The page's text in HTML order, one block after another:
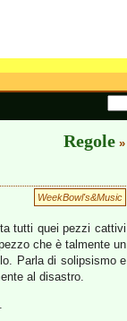
Regole »
WeekBowl's&Music
tutti quei pezzi cattivi
che è talmente un
Parla di solipsismo e
al disastro.